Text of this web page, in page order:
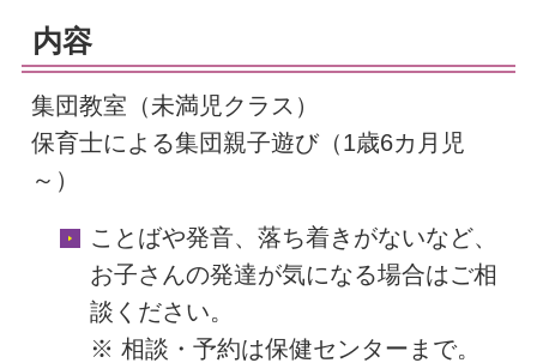
内容
集団教室（未満児クラス）
保育士による集団親子遊び（1歳6カ月児
～）
ことばや発音、落ち着きがないなど、
お子さんの発達が気になる場合はご相
談ください。
※ 相談・予約は保健センターまで。